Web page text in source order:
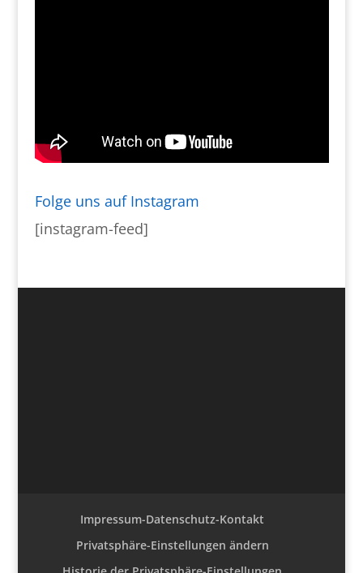
Folge uns auf Instagram
[instagram-feed]
Impressum-Datenschutz-Kontakt
Privatsphäre-Einstellungen ändern